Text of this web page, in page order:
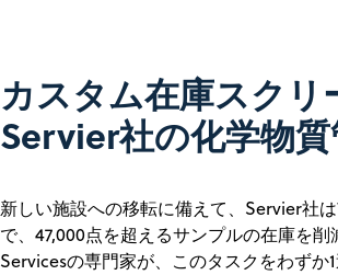
カスタム在庫スクリ
Servier社の化学物
新しい施設への移転に備えて、Servier社
で、47,000点を超えるサンプルの在庫を
Servicesの専門家が、このタスクをわずか